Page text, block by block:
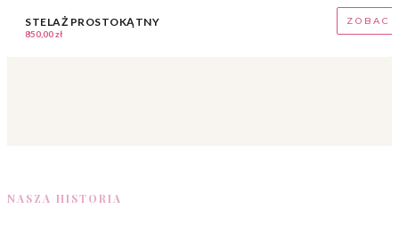
STELAŻ PROSTOKĄTNY
850,00zł
ZOBACZ
NASZA HISTORIA